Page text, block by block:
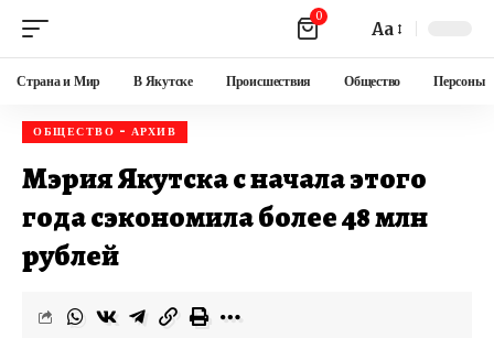
0
Aa
Страна и Мир В Якутске Происшествия Общество Персоны
ОБЩЕСТВО - АРХИВ
Мэрия Якутска с начала этого
года сэкономила более 48 млн
рублей